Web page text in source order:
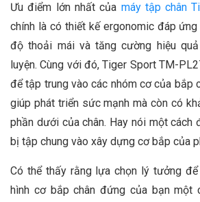
Ưu điểm lớn nhất của máy tập chân
chính là có thiết kế ergonomic đáp
độ thoải mái và tăng cường hiệu
luyện. Cùng với đó, Tiger Sport TM-
để tập trung vào các nhóm cơ của bắp
giúp phát triển sức mạnh mà còn có
phần dưới của chân. Hay nói một cách
bị tập chung vào xây dựng cơ bắp của
Có thể thấy rằng lựa chọn lý tưởng
hình cơ bắp chân đứng của bạn một